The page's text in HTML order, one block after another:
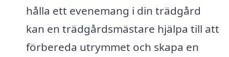
hålla ett evenemang i din trädgård
kan en trädgårdsmästare hjälpa till att
förbereda utrymmet och skapa en